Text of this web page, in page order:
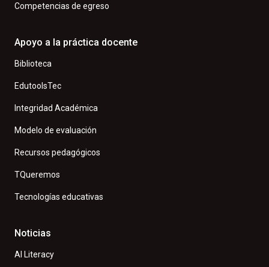
Competencias de egreso
Apoyo a la práctica docente
Biblioteca
EdutoolsTec
Integridad Académica
Modelo de evaluación
Recursos pedagógicos
TQueremos
Tecnologías educativas
Noticias
AI Literacy